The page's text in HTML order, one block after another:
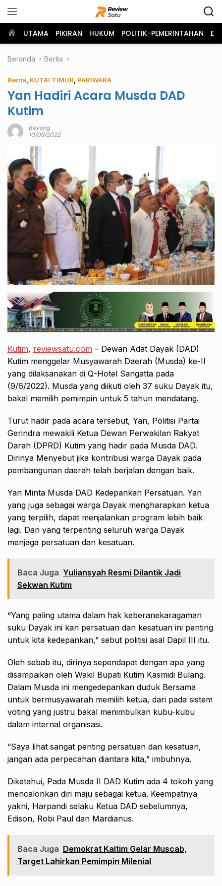
ke
Home
UTAMA PIKIRAN HUKUM POLITIK-PEMERINTAHAN
Beranda Berita
Berita KUTAI TIMUR PARIWARA
Yan Hadiri Acara Musda DAD
Kutim
Bayong
10/06/2022
Kutim, reviewsatu.com – Dewan Adat Dayak (DAD)
Kutim menggelar Musyawarah Daerah (Musda) ke-II
yang dilaksanakan di Q-Hotel Sangatta pada
(9/6/2022). Musda yang diikuti oleh 37 suku Dayak itu,
bakal memilih pemimpin untuk 5 tahun mendatang.
Turut hadir pada acara tersebut, Yan, Politisi Partai
Gerindra mewakili Ketua Dewan Perwakilan Rakyat
Darah (DPRD) Kutim yang hadir pada Musda DAD.
Dirinya Menyebut jika kontribusi warga Dayak pada
pembangunan daerah telah berjalan dengan baik.
Yan Minta Musda DAD Kedepankan Persatuan. Yan
yang juga sebagai warga Dayak mengharapkan ketua
yang terpilih, dapat menjalankan program lebih baik
lagi. Dan yang terpenting seluruh warga Dayak
menjaga persatuan dan kesatuan.
Baca Juga Yuliansyah Resmi Dilantik Jadi
Sekwan Kutim
“Yang paling utama dalam hak keberanekaragaman
suku Dayak ini kan persatuan dan kesatuan ini penting
untuk kita kedepankan,” sebut politisi asal Dapil III itu.
Oleh sebab itu, dirinya sependapat dengan apa yang
disampaikan oleh Wakil Bupati Kutim Kasmidi Bulang.
Dalam Musda ini mengedepankan duduk Bersama
untuk bermusyawarah memilih ketua, dari pada sistem
voting yang justru bakal menimbulkan kubu-kubu
dalam internal organisasi.
“Saya lihat sangat penting persatuan dan kesatuan,
jangan ada perpecahan diantara kita,” imbuhnya.
Diketahui, Pada Musda II DAD Kutim ada 4 tokoh yang
mencalonkan diri maju sebagai ketua. Keempatnya
yakni, Harpandi selaku Ketua DAD sebelumnya,
Edison, Robi Paul dan Mardianus.
Baca Juga Demokrat Kaltim Gelar Muscab,
Target Lahirkan Pemimpin Milenial